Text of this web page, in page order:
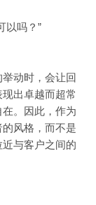
以吗？”
动时，会让回
出卓越而超常
。因此，作为
风格，而不是
与客户之间的